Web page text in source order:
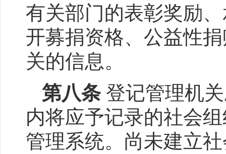
有关部门的表彰奖励
开募捐资格、公益性
关的信息。
第八条登记管理机
内将应予记录的社会
管理系统。尚未建立